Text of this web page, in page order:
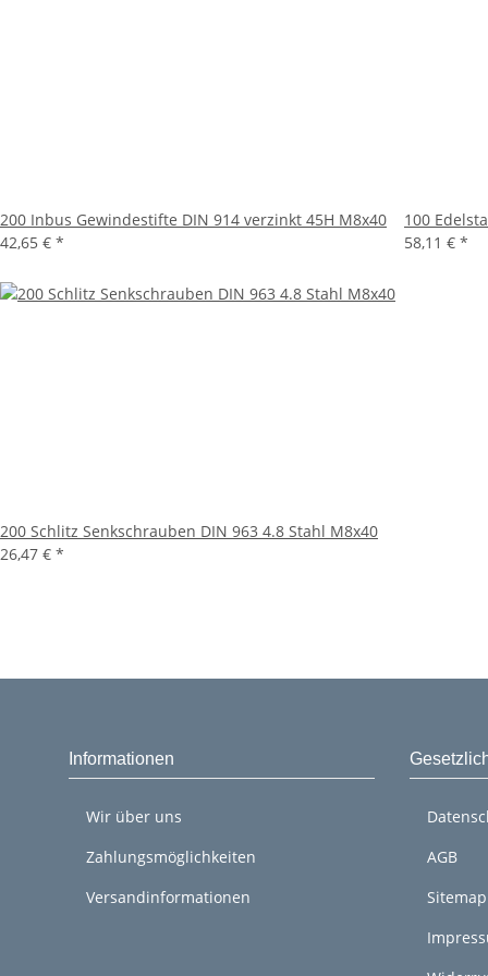
200 Inbus Gewindestifte DIN 914 verzinkt 45H M8x40
42,65 € *
100
58,11 € *
200 Schlitz Senkschrauben DIN 963 4.8 Stahl M8x40
26,47 € *
Informationen
Wir über uns
Zahlungsmöglichkeiten
Versandinformationen
AGB
Sitemap